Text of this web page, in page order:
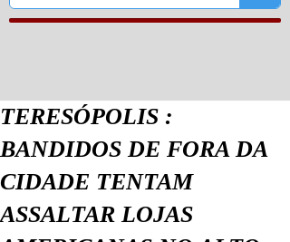
TERESÓPOLIS :
BANDIDOS DE FORA DA
CIDADE TENTAM
ASSALTAR LOJAS